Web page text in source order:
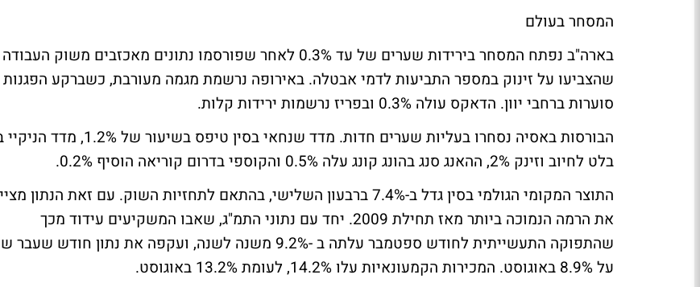
המסחר בעולם
בארה"ב נפתח המסחר בירידות שערים של עד 0.3% לאחר שפורסמו נתונים מאכזבים משוק העבודה
שהצביעו על זינוק במספר התביעות לדמי אבטלה. באירופה נרשמת מגמה מעורבת, כשברקע הפגנות
סוערות ברחבי יוון. הדאקס עולה 0.3% ובפריז נרשמות ירידות קלות.
הבורסות באסיה נסחרו בעליות שערים חדות. מדד שנחאי בסין טיפס בשיעור
בלט לחיוב וזינק 2%, ההאנג סנג בהונג קונג עלה 0.5% והקוספי בדרום קוריאה הוסיף 0.2%.
התוצר המקומי הגולמי בסין גדל ב-7.4% ברבעון השלישי, בהתאם לתחזיות השוק. עם זאת הנתון
את הרמה הנמוכה ביותר מאז תחילת 2009. יחד עם נתוני התמ"ג, שאבו המשקיעים עידוד מכך
שהתפוקה התעשייתית לחודש ספטמבר עלתה ב -9.2% משנה לשנה, ועקפה את נתון חודש
על 8.9% באוגוסט. המכירות הקמעונאיות עלו 14.2%, לעומת 13.2% באוגוסט.